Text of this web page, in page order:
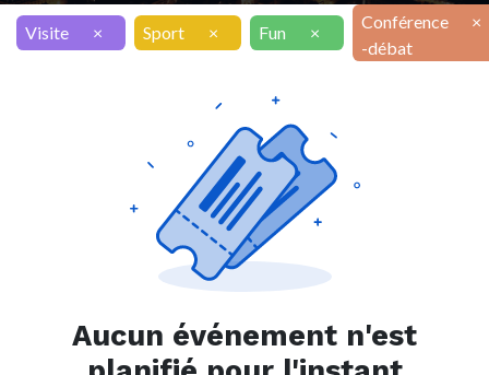
Visite × Sport × Fun ×
Conférence
-débat
×
Aucun événement n'est